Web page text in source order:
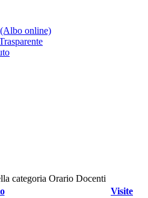
online)
categoria Orario Docenti
Visite